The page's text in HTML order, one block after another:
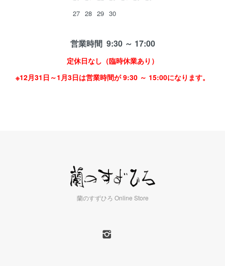
27 28 29 30
営業時間 9:30 ～ 17:00
定休日なし（臨時休業あり）
※12月31日～1月3日は営業時間が 9:30 ～ 15:00になります。
蘭のすずひろ Online Store